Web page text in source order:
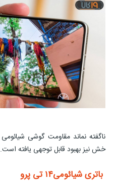
خش نیز بهبود قابل توجهی یافته است.
باتری شیائومی۱۴ تی پرو